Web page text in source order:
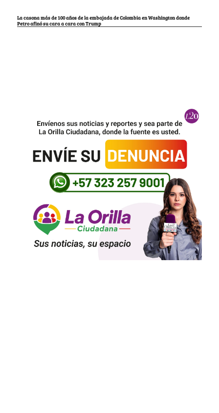
La casona más de 100 años de la embajada de Colombia en Washington donde
Petro afinó su cara a cara con Trump